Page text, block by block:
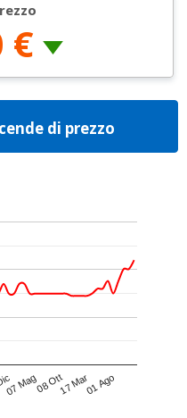
€
07 Mag08 Ott17 Mar01 Ago
di prezzo